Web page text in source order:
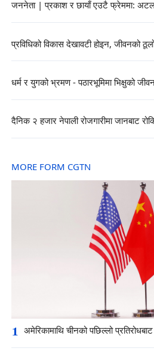
जननेता | प्रकाश र छायाँ एउटै फ्रेममा: अटल
प्रविधिको विकास देखावटी होइन, जीवनको
धर्म र युगको भ्रमण - पठारभूमिमा भिक्षुको
दैनिक २ हजार नेपाली रोजगारीमा जानबाट
MORE FORM CGTN
1 अमेरिकामाथि चीनको पछिल्लो